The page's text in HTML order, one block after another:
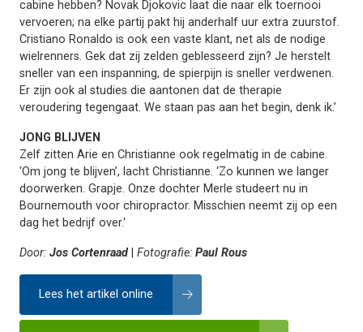
cabine hebben? Novak Djokovic laat die naar elk toernooi
vervoeren; na elke partij pakt hij anderhalf uur extra zuurstof.
Cristiano Ronaldo is ook een vaste klant, net als de nodige
wielrenners. Gek dat zij zelden geblesseerd zijn? Je herstelt
sneller van een inspanning, de spierpijn is sneller verdwenen.
Er zijn ook al studies die aantonen dat de therapie
veroudering tegengaat. We staan pas aan het begin, denk ik.’
JONG BLIJVEN
Zelf zitten Arie en Christianne ook regelmatig in de cabine.
‘Om jong te blijven’, lacht Christianne. ‘Zo kunnen we langer
doorwerken. Grapje. Onze dochter Merle studeert nu in
Bournemouth voor chiropractor. Misschien neemt zij op een
dag het bedrijf over.'
Door: Jos Cortenraad Fotografie: Paul Rous
Lees het artikel online